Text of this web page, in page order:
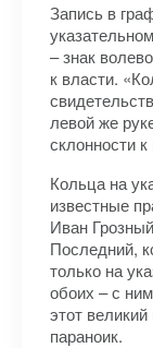
Запись в
– знак
к власти.
левой же
склонности к
Кольца на
известные
Иван
Последний,
только на
обоих – с
этот
параноик.